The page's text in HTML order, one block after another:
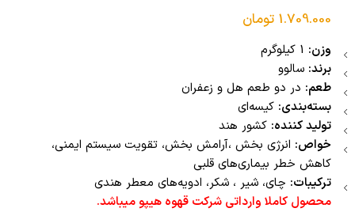
1.709.000 تومان
وزن:
برند: سالوو
طعم: در دو طعم هل و زعفران
بسته‌بندی: کیسه‌ای
تولید کننده: کشور هند
خواص: انرژی بخش ،آرامش بخش، تقویت سیستم ایمنی،
کاهش خطر بیماری‌های قلبی
ترکیبات: چای، شیر ، شکر، ادویه‌های معطر هندی
محصول کاملا وارداتی شرکت قهوه هیپو میباشد.